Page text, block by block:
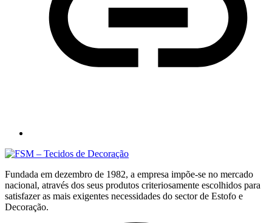
Fundada em dezembro de 1982, a empresa impõe-se no mercado
nacional, através dos seus produtos criteriosamente escolhidos para
satisfazer as mais exigentes necessidades do sector de Estofo e
Decoração.